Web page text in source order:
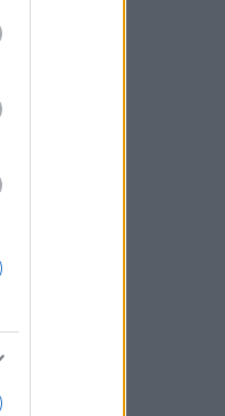
και ισραηλινών πλοίων
- 21:31
Ολοκληρώθηκαν 325
κρίθηκαν 118 κτήρια
25 τραυματίες
τραμπ στο
- 20:50
και τραυματίες από